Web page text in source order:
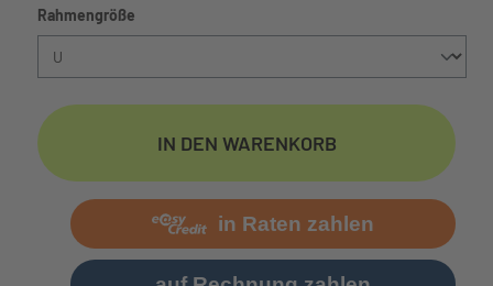
Rahmengröße
IN DEN WARENKORB